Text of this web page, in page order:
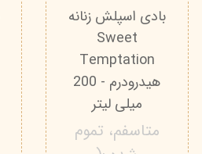
بادی اسپلش زنانه
Sweet
Temptation
هیدرودرم - 200
میلی لیتر
متاسفم، تموم